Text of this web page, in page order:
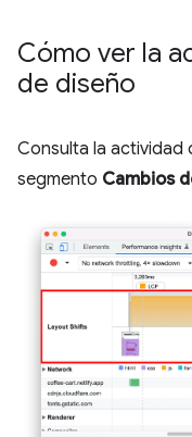
Cómo ver la
de diseño
Consulta la actividad
segmento Cambios